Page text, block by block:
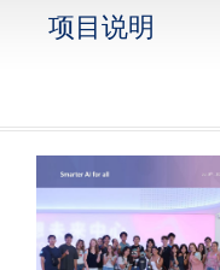
项目说明